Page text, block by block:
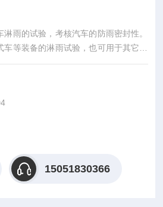
雨的试验，考核汽车的防雨密封性。
等装备的淋雨试验，也可用于其它工
用车辆的淋雨试验。
15051830366